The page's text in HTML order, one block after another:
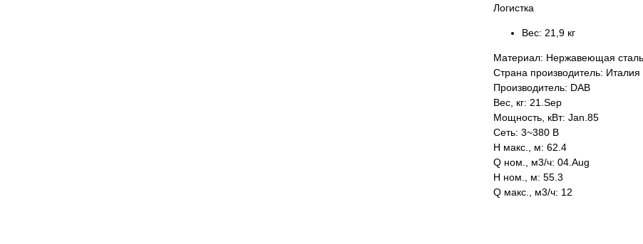
Логистка
Вес: 21,9 кг
Материал: Нержавеющая сталь
Страна производитель: Италия
Производитель: DAB
Вес, кг: 21.Sep
Мощность, кВт: Jan.85
Сеть: 3~380 В
H макс., м: 62.4
Q ном., м3/ч: 04.Aug
H ном., м: 55.3
Q макс., м3/ч: 12